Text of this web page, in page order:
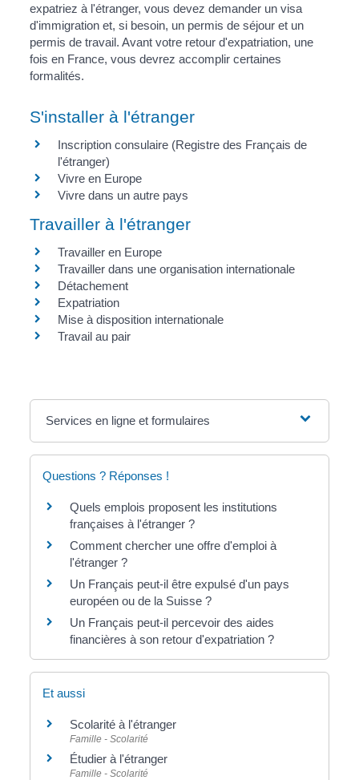
expatriez à l'étranger, vous devez demander un visa
d'immigration et, si besoin, un permis de séjour et un
permis de travail. Avant votre retour d'expatriation, une
fois en France, vous devrez accomplir certaines
formalités.
S'installer à l'étranger
Inscription consulaire (Registre des Français de
l'étranger)
Vivre en Europe
Vivre dans un autre pays
Travailler à l'étranger
Travailler en Europe
Travailler dans une organisation internationale
Détachement
Expatriation
Mise à disposition internationale
Travail au pair
Services en ligne et formulaires
Questions ? Réponses !
Quels emplois proposent les institutions
françaises à l'étranger ?
Comment chercher une offre d'emploi à
l'étranger ?
Un Français peut-il être expulsé d'un pays
européen ou de la Suisse ?
Un Français peut-il percevoir des aides
financières à son retour d'expatriation ?
Et aussi
Scolarité à l'étranger
Famille - Scolarité
Étudier à l'étranger
Famille - Scolarité